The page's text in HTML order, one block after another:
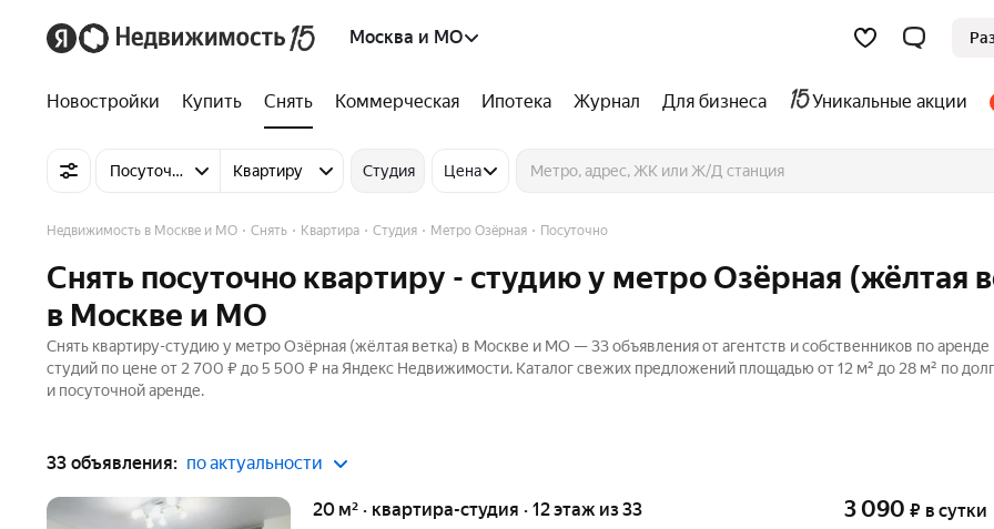
Москва и МО
Новостройки Купить Снять Коммерческая Ипотека Журнал Для бизнеса Уникальные акции
Посуточно Квартиру Студия Цена
Недвижимость в Москве и МО Снять Квартира Студия Метро Озёрная Посуточно
Снять посуточно квартиру - студию у метро Озёрная (жёлтая
в Москве и МО
Снять квартиру-студию у метро Озёрная (жёлтая ветка) в Москве и МО — 33 объявления от агентств и собственников по аренде
студий по цене от 2 700 ₽ до 5 500 ₽ на Яндекс Недвижимости. Каталог свежих предложений площадью от 12 м² до 28 м² по
и посуточной аренде.
33 объявления: по актуальности
20 м² · квартира-студия · 12 этаж из 33 3 090 ₽ в сутки